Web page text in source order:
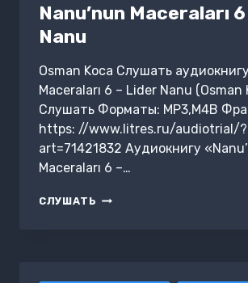
Nanu’nun Maceraları
Nanu
Osman Koca Слушать
Maceraları 6 – Lider Nanu (Osman
Слушать Форматы: MP3,M4B
https: //www.litres.ru/audiotrial/?
art=71421832 Аудиокнигу
Maceraları 6 –…
СЛУШАТЬ NANU’NUN